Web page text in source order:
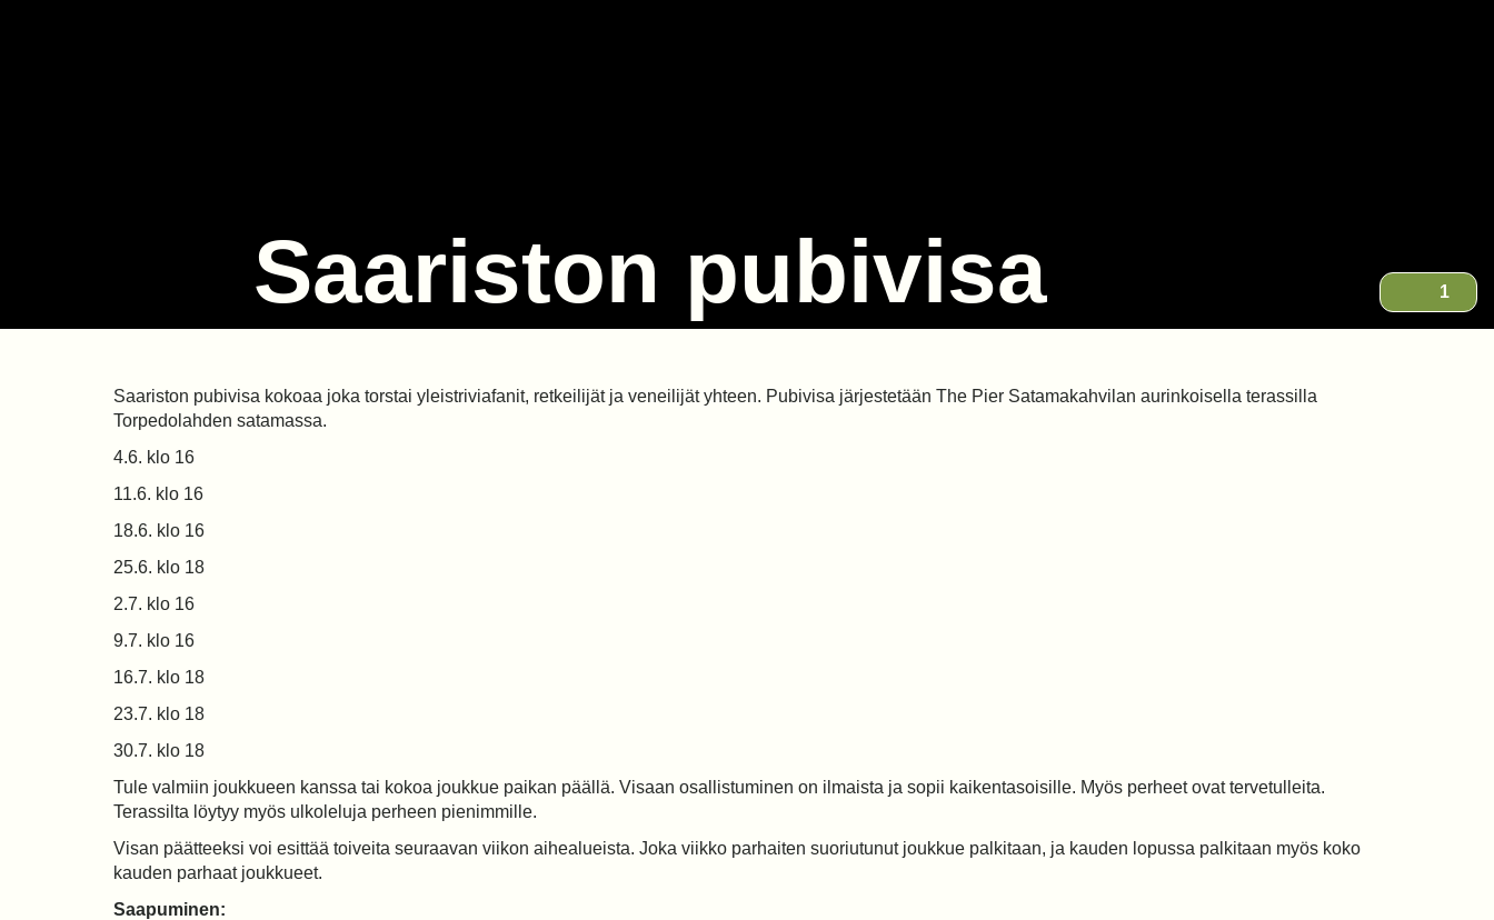
Saariston pubivisa 1
Saariston pubivisa kokoaa joka torstai yleistriviafanit, retkeilijät ja veneilijät yhteen. Pubivisa järjestetään The Pier Satamakahvilan aurinkoisella terassilla
Torpedolahden satamassa.
4.6. klo 16
11.6. klo 16
18.6. klo 16
25.6. klo 18
2.7. klo 16
9.7. klo 16
16.7. klo 18
23.7. klo 18
30.7. klo 18
Tule valmiin joukkueen kanssa tai kokoa joukkue paikan päällä. Visaan osallistuminen on ilmaista ja sopii kaikentasoisille. Myös perheet ovat tervetulleita.
Terassilta löytyy myös ulkoleluja perheen pienimmille.
Visan päätteeksi voi esittää toiveita seuraavan viikon aihealueista. Joka viikko parhaiten suoriutunut joukkue palkitaan, ja kauden lopussa palkitaan myös koko
kauden parhaat joukkueet.
Saapuminen: